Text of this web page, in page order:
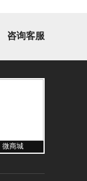
咨询客服
微商城